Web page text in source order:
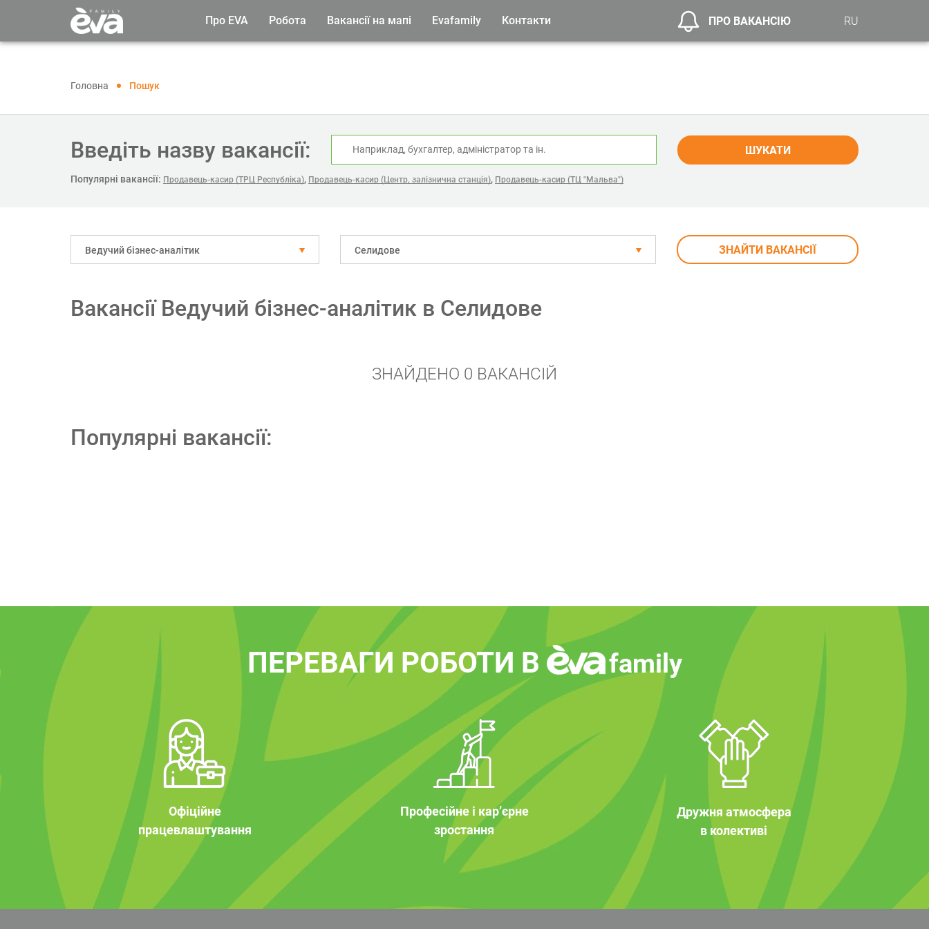
Про EVA Робота Вакансії на мапі Evafamily Контакти ПРО ВАКАНСІЮ RU
Головна Пошук
Введіть назву вакансії: ШУКАТИ
Популярні вакансії: Продавець-касир (ТРЦ Республіка), Продавець-касир (Центр, залізнична станція), Продавець-касир (ТЦ "Мальва")
Ведучий бізнес-аналітик Селидове ЗНАЙТИ ВАКАНСІЇ
Вакансії Ведучий бізнес-аналітик в Селидове
ЗНАЙДЕНО 0 ВАКАНСІЙ
Популярні вакансії:
ПЕРЕВАГИ РОБОТИ В family
Офіційне
працевлаштування
Професійне і кар’єрне
зростання
Дружня атмосфера
в колективі